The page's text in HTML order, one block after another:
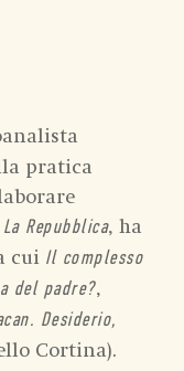
pratica
La Repubblica, ha
cui Il complesso
del padre?,
Desiderio,
Cortina).